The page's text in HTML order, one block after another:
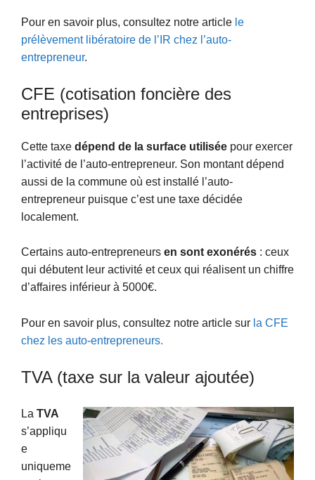
Pour en savoir plus, consultez notre article le
prélèvement libératoire de l’IR chez l’auto-
entrepreneur.
CFE (cotisation foncière des
entreprises)
Cette taxe dépend de la surface utilisée pour exercer
l’activité de l’auto-entrepreneur. Son montant dépend
aussi de la commune où est installé l’auto-
entrepreneur puisque c’est une taxe décidée
localement.
Certains auto-entrepreneurs en sont exonérés : ceux
qui débutent leur activité et ceux qui réalisent un chiffre
d’affaires inférieur à 5000€.
Pour en savoir plus, consultez notre article sur la CFE
chez les auto-entrepreneurs.
TVA (taxe sur la valeur ajoutée)
La TVA
s’appliqu
e
uniqueme